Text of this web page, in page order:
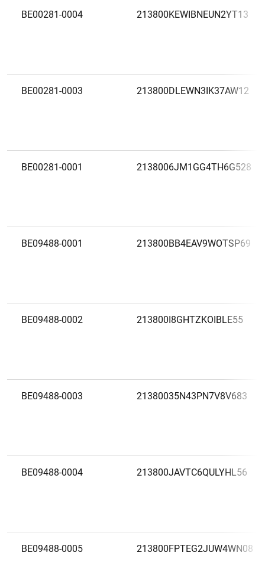
BE00281-0004 213800KEWIBNEUN2YT13
BE00281-0003 213800DLEWN3IK37AW12
BE00281-0001 2138006JM1GG4TH6G528
BE09488-0001 213800BB4EAV9WOTSP69
BE09488-0002 213800I8GHTZKOIBLE55
BE09488-0003 21380035N43PN7V8V683
BE09488-0004 213800JAVTC6QULYHL56
BE09488-0005 213800FPTEG2JUW4WN08